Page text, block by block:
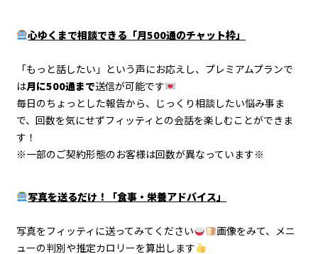
心ゆくまで相談できる「月500通のチャット枠」
「もっと話したい」という声にお応えし、プレミアムプランで
は月に500通まで送信が可能です
毎日のちょっとした報告から、じっくり相談したい悩み事ま
で、回数を気にせずフィッティとの会話を楽しむことができま
す！
※一部のご契約形態のお客様は回数が異なっています※
写真を送るだけ！「食事・栄養アドバイス」
写真をフィッティに送ってみてください
画像をみて、メニ
ューの判別や推定カロリーを算出します